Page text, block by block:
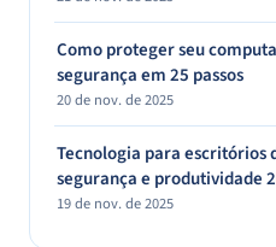
Como proteger seu
segurança em 25 passos
20 de nov. de 2025
Tecnologia para escritórios
segurança e produtividade
19 de nov. de 2025